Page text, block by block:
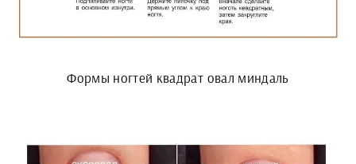
Формы ногтей квадрат овал миндаль